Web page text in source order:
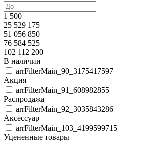
1 500
25 529 175
51 056 850
76 584 525
102 112 200
В наличии
arrFilterMain_90_3175417597
Акция
arrFilterMain_91_608982855
Распродажа
arrFilterMain_92_3035843286
Аксессуар
arrFilterMain_103_4199599715
Уцененные товары